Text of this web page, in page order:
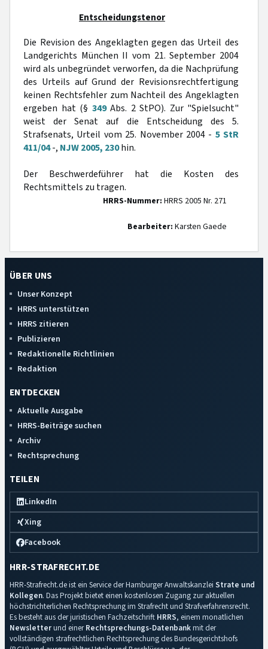
Entscheidungstenor
Die Revision des Angeklagten gegen das Urteil des
Landgerichts München II vom 21. September 2004
wird als unbegründet verworfen, da die Nachprüfung
des Urteils auf Grund der Revisionsrechtfertigung
keinen Rechtsfehler zum Nachteil des Angeklagten
ergeben hat (§ 349Abs. 2 StPO). Zur "Spielsucht"
weist der Senat auf die Entscheidung des 5.
Strafsenats, Urteil vom 25. November 2004 - 5 StR
411/04-, NJW 2005, 230hin.
Der Beschwerdeführer hat die Kosten des
Rechtsmittels zu tragen.
HRRS-Nummer: HRRS 2005 Nr. 271
Bearbeiter: Karsten Gaede
ÜBER UNS
Unser Konzept
HRRS unterstützen
HRRS zitieren
Publizieren
Redaktionelle Richtlinien
Redaktion
ENTDECKEN
Aktuelle Ausgabe
HRRS-Beiträge suchen
Archiv
Rechtsprechung
TEILEN
LinkedIn
Xing
Facebook
HRR-STRAFRECHT.DE
HRR-Strafrecht.de ist ein Service der Hamburger Anwaltskanzlei Strate und
Kollegen. Das Projekt bietet einen kostenlosen Zugang zur aktuellen
höchstrichterlichen Rechtsprechung im Strafrecht und Strafverfahrensrecht.
Es besteht aus der juristischen Fachzeitschrift HRRS, einem monatlichen
Newsletterund einerRechtsprechungs-Datenbankmit der
vollständigen strafrechtlichen Rechtsprechung des Bundesgerichtshofs